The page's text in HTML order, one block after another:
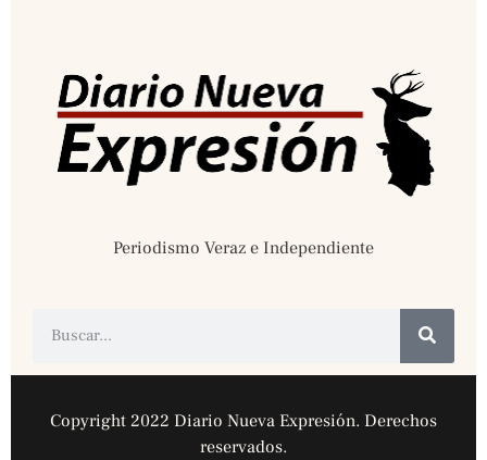
Periodismo Veraz e Independiente
Copyright 2022 Diario Nueva Expresión. Derechos
reservados.